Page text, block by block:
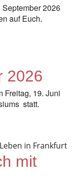
2026
auf Euch.
2026
Freitag, 19. Juni
statt.
in Frankfurt
mit